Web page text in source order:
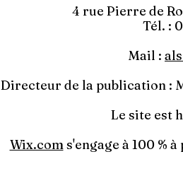
4 rue Pierre de
Tél. :
Mail :
Directeur de la publication :
Le site est
Wix.coms'engage à 100 %